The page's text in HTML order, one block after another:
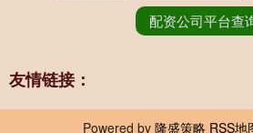
配资公司平台查
友情链接：
Powered by 隆盛策略 RSS地